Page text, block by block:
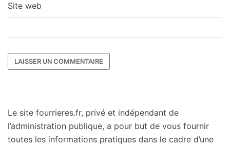
Site web
Le site fourrieres.fr, privé et indépendant de
l’administration publique, a pour but de vous fournir
toutes les informations pratiques dans le cadre d’une